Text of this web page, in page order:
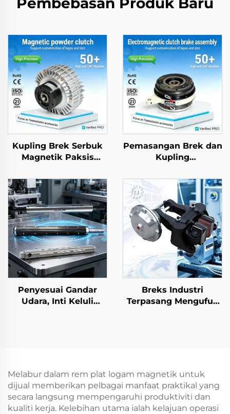
Kupling Brek Serbuk
Magnetik Paksis
Tunggal dengan
Pengawal Ketegangan
24V, 2.5–40 kg
Pemasangan Brek dan
Kupling
24V, Jaminan Jenama
Tianji dan OEM untuk
Mesin Percetakan dan
Fotokopi
Penyesuai Gandar
Udara, Inti Keluli
Breks Industri
Terpasang Mengufuk
Melabur dalam rem plat logam magnetik untuk
dijual memberikan pelbagai manfaat praktikal yang
secara langsung mempengaruhi produktiviti dan
kualiti kerja. Kelebihan utama ialah kelajuan operasi